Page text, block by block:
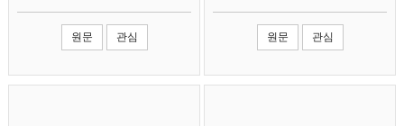
원문 관심 원문 관심